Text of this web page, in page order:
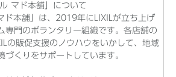
マド本舗」について
ド本舗」は、2019年にLIXILが立ち上げ
専門のボランタリー組織です。各店舗の
の販促支援のノウハウをいかして、地域
づくりをサポートしています。